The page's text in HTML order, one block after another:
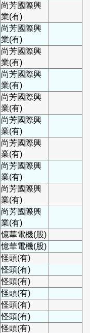
尚芳國際興
業(有)
尚芳國際興
業(有)
尚芳國際興
業(有)
尚芳國際興
業(有)
尚芳國際興
業(有)
尚芳國際興
業(有)
尚芳國際興
業(有)
尚芳國際興
業(有)
尚芳國際興
業(有)
尚芳國際興
業(有)
憶華電機(股)
憶華電機(股)
怪頭(有)
怪頭(有)
怪頭(有)
怪頭(有)
怪頭(有)
怪頭(有)
怪頭(有)